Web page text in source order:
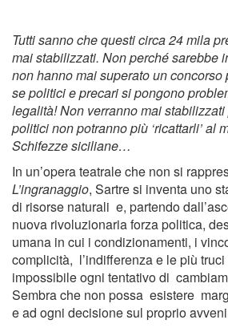
Tutti sanno che questi circa 24 mila
mai stabilizzati. Non perché sarebbe
non hanno mai superato un
se politici e precari si pongono
legalità! Non verranno mai
politici non potranno più ‘ricattarli’ al
Schifezze siciliane…
In un’opera teatrale che non si
L’ingranaggio, Sartre si inventa uno
di risorse naturali e, partendo
nuova rivoluzionaria forza politica,
umana in cui i condizionamenti, i
complicità, l’indifferenza e le più
impossibile ogni tentativo di
Sembra che non possa esistere
e ad ogni decisione sul proprio